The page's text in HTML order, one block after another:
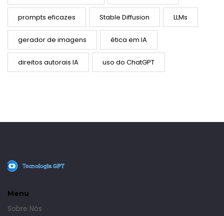
prompts eficazes Stable Diffusion LLMs
gerador de imagens ética em IA
direitos autorais IA uso do ChatGPT
Menu
Sobre Nós